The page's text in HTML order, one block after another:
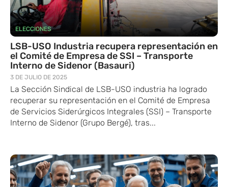
ELECCIONES
LSB-USO Industria recupera representación en
el Comité de Empresa de SSI – Transporte
Interno de Sidenor (Basauri)
3 DE JULIO DE 2025
La Sección Sindical de LSB-USO industria ha logrado
recuperar su representación en el Comité de Empresa
de Servicios Siderúrgicos Integrales (SSI) – Transporte
Interno de Sidenor (Grupo Bergé), tras...